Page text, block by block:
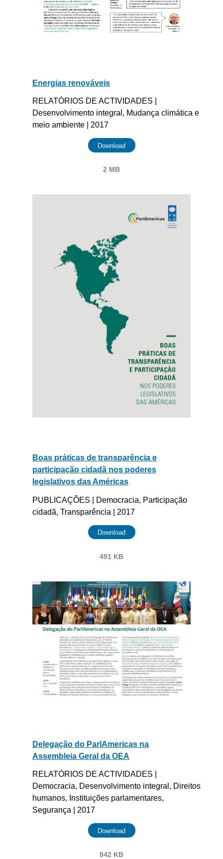
Energias renováveis
RELATÓRIOS DE ACTIVIDADES |
Desenvolvimento integral, Mudança climática e
meio ambiente | 2017
Download
2 MB
Boas práticas de transparência e
participação cidadã nos poderes
legislativos das Américas
PUBLICAÇÕES | Democracia, Participação
cidadã, Transparência | 2017
Download
491 KB
Delegação do ParlAmericas na
Assembleia Geral da OEA
RELATÓRIOS DE ACTIVIDADES |
Democracia, Desenvolvimento integral, Direitos
humanos, Instituições parlamentares,
Segurança | 2017
Download
842 KB